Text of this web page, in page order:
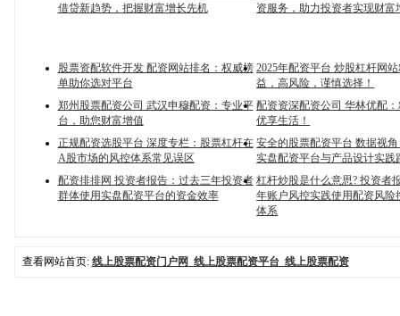
借贷新趋势，把握财富增长先机
资服务，助力投资者实现财富
股票资配软件开发 配资网站排名：权威榜
单助你选对平台
2025年配资平台 炒股杠杆网
益，高风险，谨慎选择！
郑州股票配资公司 武汉申穆配资：专业平
台，助您财富增值
配资资深配资公司 华林优配
优享生活！
正规配资选股平台 深度专栏：股票杠杆在
A股市场的风控体系常见误区
安全的股票配资平台 数据视
实盘配资平台与产品设计实践
配资排排网 投资者报告：过去三年投资者
群体使用实盘配资平台的资金效率
杠杆炒股是什么意思? 投资者
年账户风控实践使用配资风险
体系
查看网站首页: 线上股票配资门户网_线上股票配资平台_线上股票配资